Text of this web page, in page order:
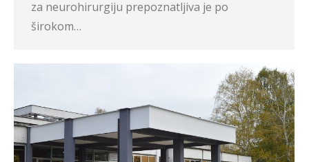
za neurohirurgiju prepoznatljiva je po
širokom…